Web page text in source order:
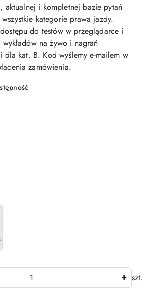
aktualnej i kompletnej bazie pytań
kategorie prawa jazdy.
do testów w przeglądarce i
na żywo i nagrań
dla kat. B. Kod wyślemy e-mailem w
zamówienia.
szt.